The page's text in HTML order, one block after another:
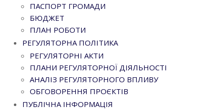
ПАСПОРТ ГРОМАДИ
БЮДЖЕТ
ПЛАН РОБОТИ
РЕГУЛЯТОРНА ПОЛІТИКА
РЕГУЛЯТОРНІ АКТИ
ПЛАНИ РЕГУЛЯТОРНОЇ ДІЯЛЬНОСТІ
АНАЛІЗ РЕГУЛЯТОРНОГО ВПЛИВУ
ОБГОВОРЕННЯ ПРОЄКТІВ
ПУБЛІЧНА ІНФОРМАЦІЯ